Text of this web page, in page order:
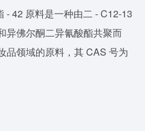
- 42 原料是一种由二 - C12-13
异佛尔酮二异氰酸酯共聚而
品领域的原料，其 CAS 号为